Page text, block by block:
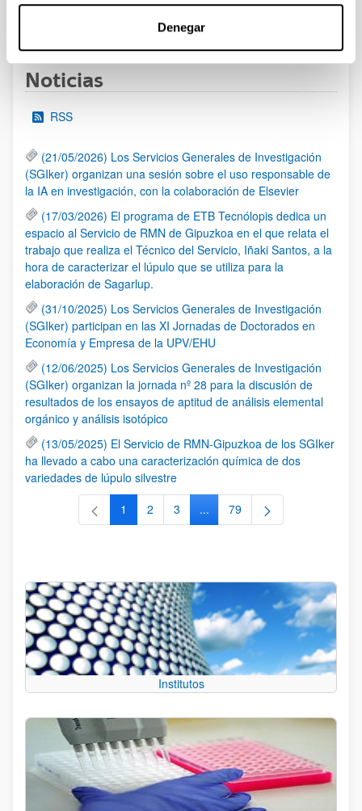
Denegar
Páginas intermedias Use TAB para desplazarse.
PáginaPágina
Noticias
RSS
(21/05/2026) Los Servicios Generales de Investigación
(SGIker) organizan una sesión sobre el uso responsable de
la IA en investigación, con la colaboración de Elsevier
(17/03/2026) El programa de ETB Tecnólopis dedica un
espacio al Servicio de RMN de Gipuzkoa en el que relata el
trabajo que realiza el Técnico del Servicio, Iñaki Santos, a la
hora de caracterizar el lúpulo que se utiliza para la
elaboración de Sagarlup.
(31/10/2025) Los Servicios Generales de Investigación
(SGIker) participan en las XI Jornadas de Doctorados en
Economía y Empresa de la UPV/EHU
(12/06/2025) Los Servicios Generales de Investigación
(SGIker) organizan la jornada nº 28 para la discusión de
resultados de los ensayos de aptitud de análisis elemental
orgánico y análisis isotópico
(13/05/2025) El Servicio de RMN-Gipuzkoa de los SGIker
ha llevado a cabo una caracterización química de dos
variedades de lúpulo silvestre
Página
1 Página
2 Página
3 ...Páginas intermedias Use TAB
Página
79
Institutos